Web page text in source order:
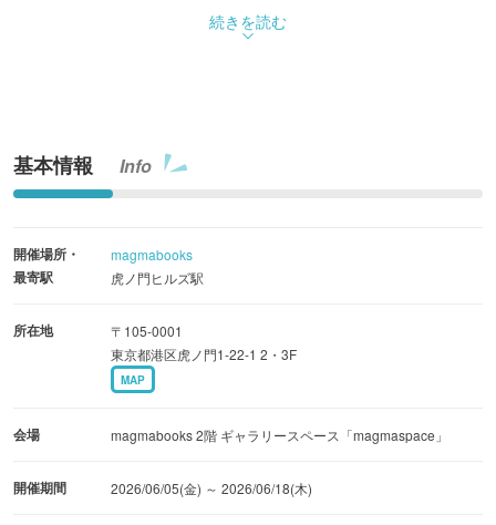
◆「乙女の本棚 文学画廊」について
・「乙女の本棚」は本の挿絵や漫画、SNS、ゲーム、ファ
発行部数は約40万部となっています。
・今回はシリーズ刊行開始10周年を記念したPOPUPが開
原画をはじめ、限定オリジナルグッズが販売されます。
◆販売商品について
○商品紹介（一部）
・複製原画（完全受注生産・全29種） 額縁サイズ 約
各作品の印象的なページをピックアップした複製原画で
す。
続きを読む
基本情報 Info
開催場所・
最寄駅
magmabooks
虎ノ門ヒルズ駅
所在地
〒105-0001
東京都港区虎ノ門1-22-1 2・3F
MAP
会場 magmabooks 2階 ギャラリースペース「magmaspace」
開催期間 2026/06/05(金) ～ 2026/06/18(木)